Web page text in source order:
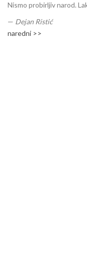
Nismo probirljiv narod.
— Dejan Ristić
naredni >>